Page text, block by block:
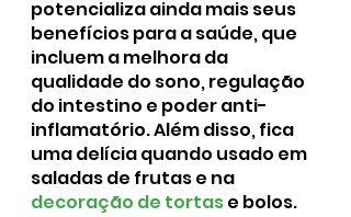
potencializa ainda mais seus
benefícios para a saúde, que
incluem a melhora da
qualidade do sono, regulação
do intestino e poder anti-
inflamatório. Além disso, fica
uma delícia quando usado em
saladas de frutas e na
decoração de tortas e bolos.